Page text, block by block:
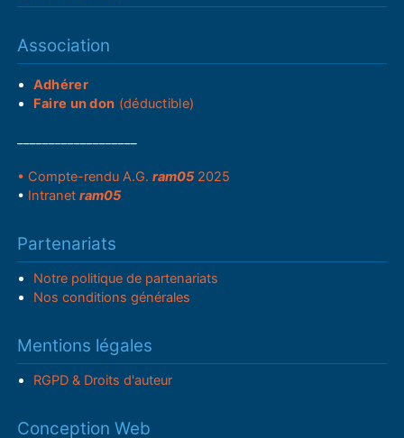
Association
Adhérer
Faire un don (déductible)
• Compte-rendu A.G.ram05 2025
• Intranetram05
Partenariats
Notre politique de partenariats
Nos conditions générales
Mentions légales
RGPD & Droits d'auteur
Conception Web